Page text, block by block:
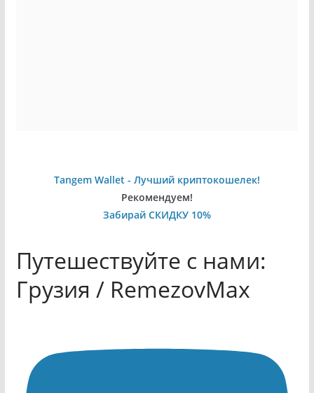
Tangem Wallet - Лучший криптокошелек!
Рекомендуем!
Забирай СКИДКУ 10%
Путешествуйте с нами:
Грузия / RemezovMax